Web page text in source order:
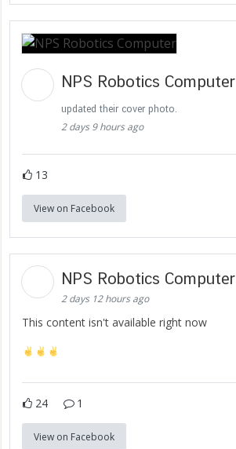
NPS Robotics Computer
updated their cover photo.
2 days 9 hours ago
13
View on Facebook
NPS Robotics Computer
2 days 12 hours ago
This content isn't available right now
24 1
View on Facebook